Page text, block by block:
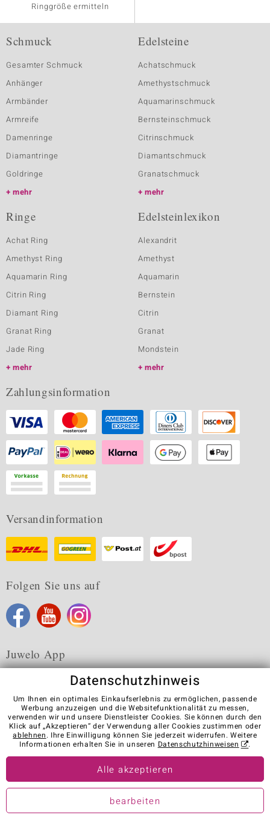
Ringgröße ermitteln
Schmuck
Gesamter Schmuck
Anhänger
Armbänder
Armreife
Damenringe
Diamantringe
Goldringe
mehr
Edelsteine
Achatschmuck
Amethystschmuck
Aquamarinschmuck
Bernsteinschmuck
Citrinschmuck
Diamantschmuck
Granatschmuck
mehr
Ringe
Achat Ring
Amethyst Ring
Aquamarin Ring
Citrin Ring
Diamant Ring
Granat Ring
Jade Ring
mehr
Edelsteinlexikon
Alexandrit
Amethyst
Aquamarin
Bernstein
Citrin
Granat
Mondstein
mehr
Zahlungsinformation
Versandinformation
Folgen Sie uns auf
Juwelo App
Karriere AGB Datenschutz Cookies
Impressum
Kontakt
Vertrag widerrufen
Visit our stores in other countries:
© Juwelo Deutschland GmbH (ein Tochterunternehmen der elumeo
SE)
Datenschutzhinweis
Um Ihnen ein optimales Einkaufserlebnis zu ermöglichen, passende
Werbung anzuzeigen und die Websitefunktionalität zu messen,
verwenden wir und unsere Dienstleister Cookies. Sie können durch den
Klick auf „Akzeptieren“ der Verwendung aller Cookies zustimmen oder
ablehnen. Ihre Einwilligung können Sie jederzeit widerrufen. Weitere
Informationen erhalten Sie in unseren Datenschutzhinweisen .
Alle akzeptieren
bearbeiten